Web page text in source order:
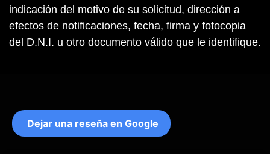
indicación del motivo de su solicitud, dirección a
efectos de notificaciones, fecha, firma y fotocopia
del D.N.I. u otro documento válido que le identifique.
Dejar una reseña en Google